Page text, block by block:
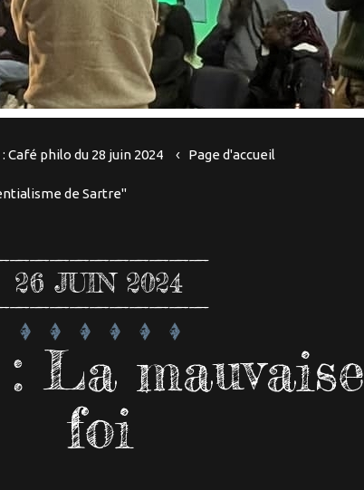
Café philo du 28 juin 2024 Page d'accueil
de Sartre"
26 JUIN 2024
La mauvaise
foi